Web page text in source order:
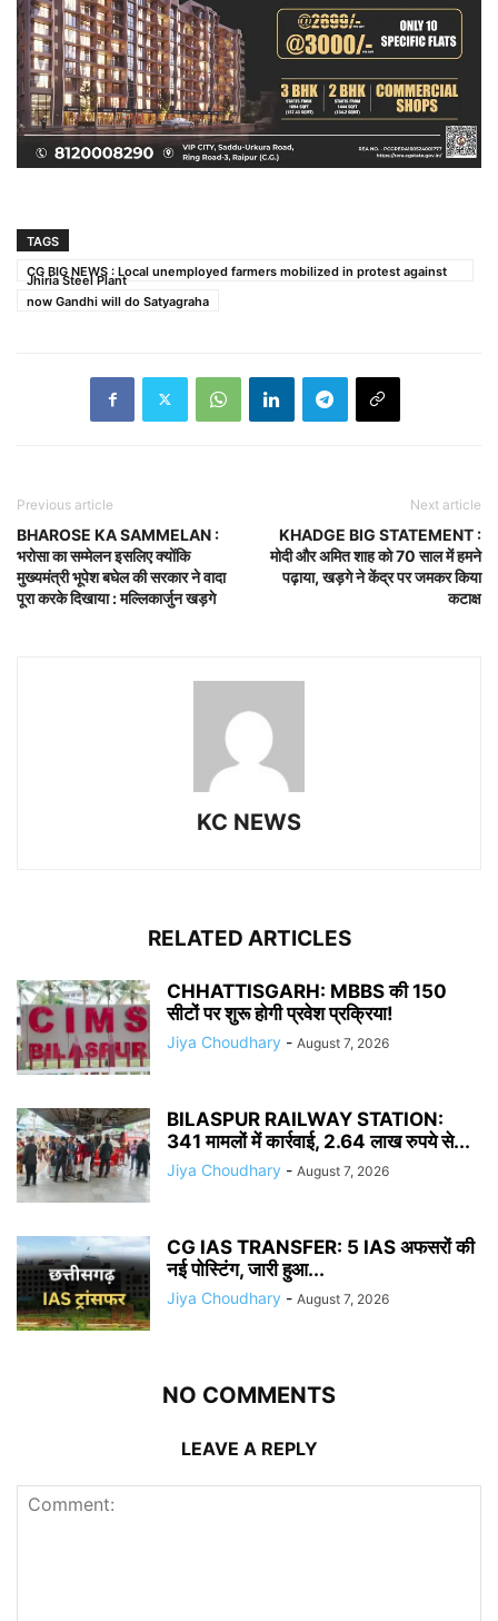
TAGS
CG BIG NEWS : Local unemployed farmers mobilized in protest against
Jhiria Steel Plant
now Gandhi will do Satyagraha
Previous article
BHAROSE KA SAMMELAN :
भरोसा का सम्मेलन इसलिए क्योंकि
मुख्यमंत्री भूपेश बघेल की सरकार ने वादा
पूरा करके दिखाया : मल्लिकार्जुन खड़गे
Next article
KHADGE BIG STATEMENT :
मोदी और अमित शाह को 70 साल में हमने
पढ़ाया, खड़गे ने केंद्र पर जमकर किया
कटाक्ष
KC NEWS
RELATED ARTICLES
CHHATTISGARH: MBBS की 150
सीटों पर शुरू होगी प्रवेश प्रक्रिया!
Jiya Choudhary - August 7, 2026
BILASPUR RAILWAY STATION:
341 मामलों में कार्रवाई, 2.64 लाख रुपये से...
Jiya Choudhary - August 7, 2026
CG IAS TRANSFER: 5 IAS अफसरों की
नई पोस्टिंग, जारी हुआ...
Jiya Choudhary - August 7, 2026
NO COMMENTS
LEAVE A REPLY